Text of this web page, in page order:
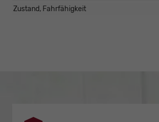
Zustand, Fahrfähigkeit